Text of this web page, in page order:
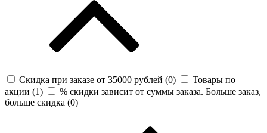
Скидка при заказе от 35000 рублей (0)
Товары по
акции (1)
% скидки зависит от суммы заказа. Больше заказ,
больше скидка (0)